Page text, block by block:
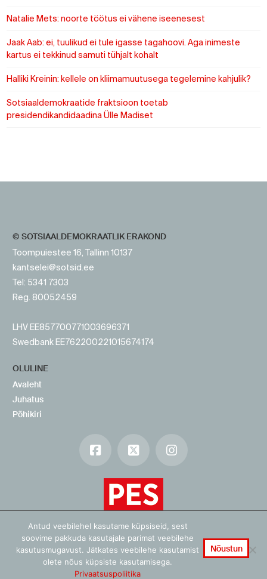
Natalie Mets: noorte töötus ei vähene iseenesest
Jaak Aab: ei, tuulikud ei tule igasse tagahoovi. Aga inimeste
kartus ei tekkinud samuti tühjalt kohalt
Halliki Kreinin: kellele on kliimamuutusega tegelemine kahjulik?
Sotsiaaldemokraatide fraktsioon toetab
presidendikandidaadina Ülle Madiset
© SOTSIAALDEMOKRAATLIK ERAKOND
Toompuiestee 16, Tallinn 10137
kantselei@sotsid.ee
Tel: 5341 7303
Reg. 80052459
LHV EE857700771003696371
Swedbank EE762200221015674174
OLULINE
Avaleht
Juhatus
Põhikiri
Facebook
X
Antud veebilehel kasutame küpsiseid, sest
soovime pakkuda kasutajale parimat veebilehe
kasutusmugavust. Jätkates veebilehe kasutamist
olete nõus küpsiste kasutamisega.
Privaatsuspoliitika
Nõustun